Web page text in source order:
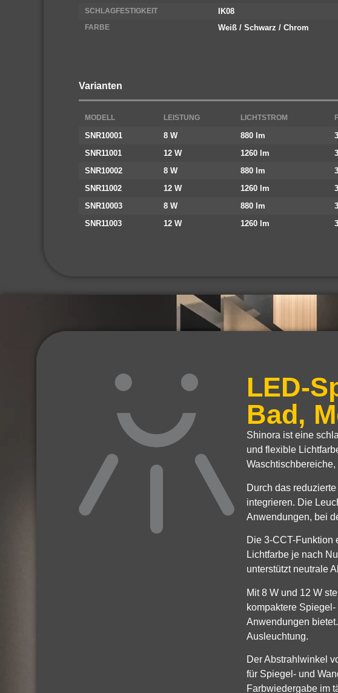
SCHLAGFESTIGKEIT IK08
FARBE Weiß / Schwarz / Chrom
Varianten
MODELL LEISTUNG LICHTSTROM
SNR10001 8 W 880 lm
SNR11001
12 W 1260 lm
SNR10002
8 W 880 lm
SNR11002
12 W 1260 lm
SNR10003
8 W 880 lm
SNR11003
12 W 1260 lm
LED-
Bad,
Shinora ist eine
und flexible
Durch das
integrieren. Die
Anwendungen, bei
Die 3-CCT-Funktion
Lichtfarbe je nach
unterstützt neutrale
Mit 8 W und 12 W
kompaktere
Anwendungen
Ausleuchtung.
Der Abstrahlwinkel
für Spiegel- und
Farbwiedergabe im